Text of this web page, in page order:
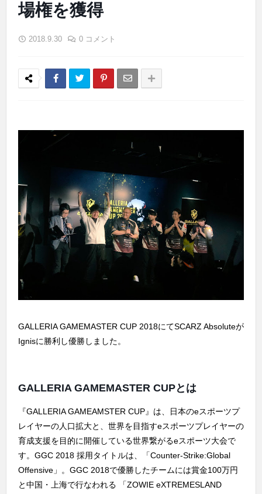
場権を獲得
2018.9.30 0 コメント
GALLERIA GAMEMASTER CUP 2018にてSCARZ Absoluteが
Ignisに勝利し優勝しました。
GALLERIA GAMEMASTER CUPとは
『GALLERIA GAMEAMSTER CUP』は、日本のeスポーツプ
レイヤーの人口拡大と、世界を目指すeスポーツプレイヤーの
育成支援を目的に開催している世界繋がるeスポーツ大会で
す。GGC 2018 採用タイトルは、「Counter-Strike:Global
Offensive」。GGC 2018で優勝したチームには賞金100万円
と中国・上海で行なわれる 「ZOWIE eXTREMESLAND